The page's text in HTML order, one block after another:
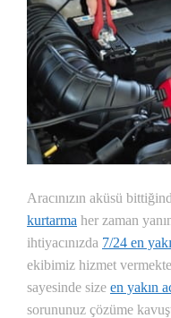
Aracınızın aküsü
kurtarma her zaman
ihtiyacınızda 7/24 en
ekibimiz hizmet
sayesinde size en yakın
sorununuz çözüme